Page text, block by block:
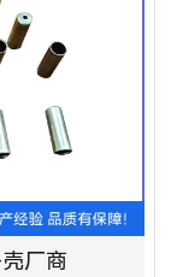
厂商